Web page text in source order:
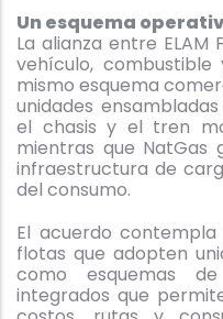
Un esquema
La alianza entre ELAM
vehículo,
mismo esquema
unidades
el chasis y el tren
mientras que NatGas
infraestructura de
del consumo.
El acuerdo
flotas que adopten
como esquemas
integrados que